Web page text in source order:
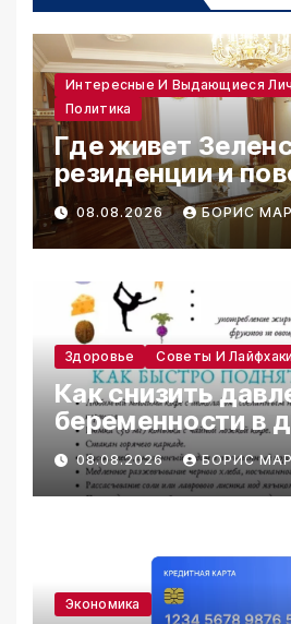
Интересные И Выдающиеся
Политика
Где живет
резиденции и
жизнь
08.08.2026 БОРИС
Здоровье Советы И Лайфхаки
Как снизить
беременности в
условиях
08.08.2026 БОРИС
Экономика